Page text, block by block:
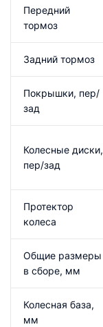
Передний
тормоз
Задний тормоз
Покрышки, пер/
зад
Колесные диски,
пер/зад
Протектор
колеса
Общие размеры
в сборе, мм
Колесная база,
мм